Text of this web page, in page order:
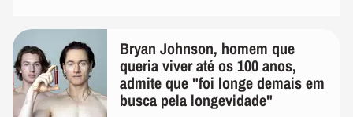
Bryan Johnson, homem que
queria viver até os 100 anos,
admite que "foi longe demais em
busca pela longevidade"